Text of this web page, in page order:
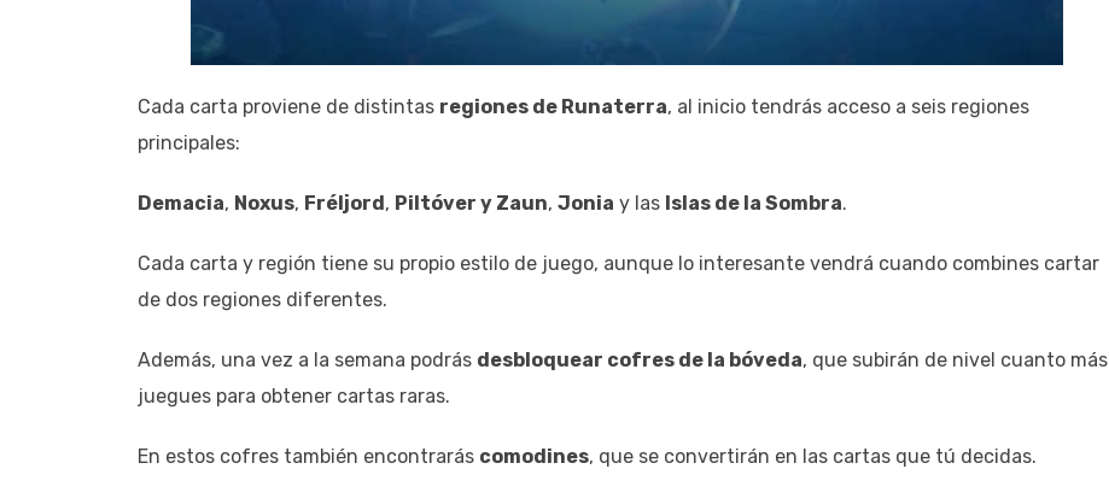
Cada carta proviene de distintas regiones de Runaterra, al inicio tendrás acceso a seis regiones
principales:
Demacia, Noxus, Fréljord , Piltóver y Zaun, Jonia y las Islas de la Sombra.
Cada carta y región tiene su propio estilo de juego, aunque lo interesante vendrá cuando combines cartar
de dos regiones diferentes.
Además, una vez a la semana podrás desbloquear cofres de la bóveda, que subirán de nivel cuanto más
juegues para obtener cartas raras.
En estos cofres también encontrarás comodines, que se convertirán en las cartas que tú decidas.